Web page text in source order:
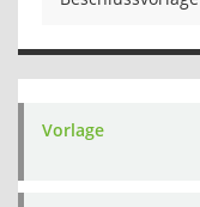
Vorlage